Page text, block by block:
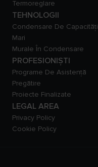
Termoreglare
TEHNOLOGII
Condensare De Capacităţi
Mari
Murale În Condensare
PROFESIONIȘTI
Programe De Asistență
Pregătire
Proiecte Finalizate
LEGAL AREA
Privacy Policy
Cookie Policy